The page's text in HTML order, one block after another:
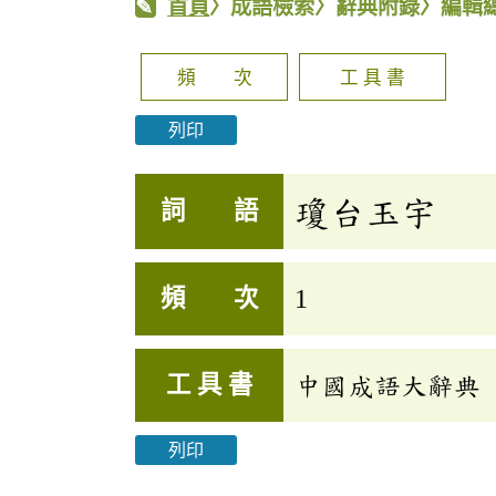
首頁〉成語檢索〉辭典附錄〉編輯
頻 次 工 具 書
列印
詞 語 瓊台玉宇
頻 次 1
工 具 書 中國成語大辭典
列印